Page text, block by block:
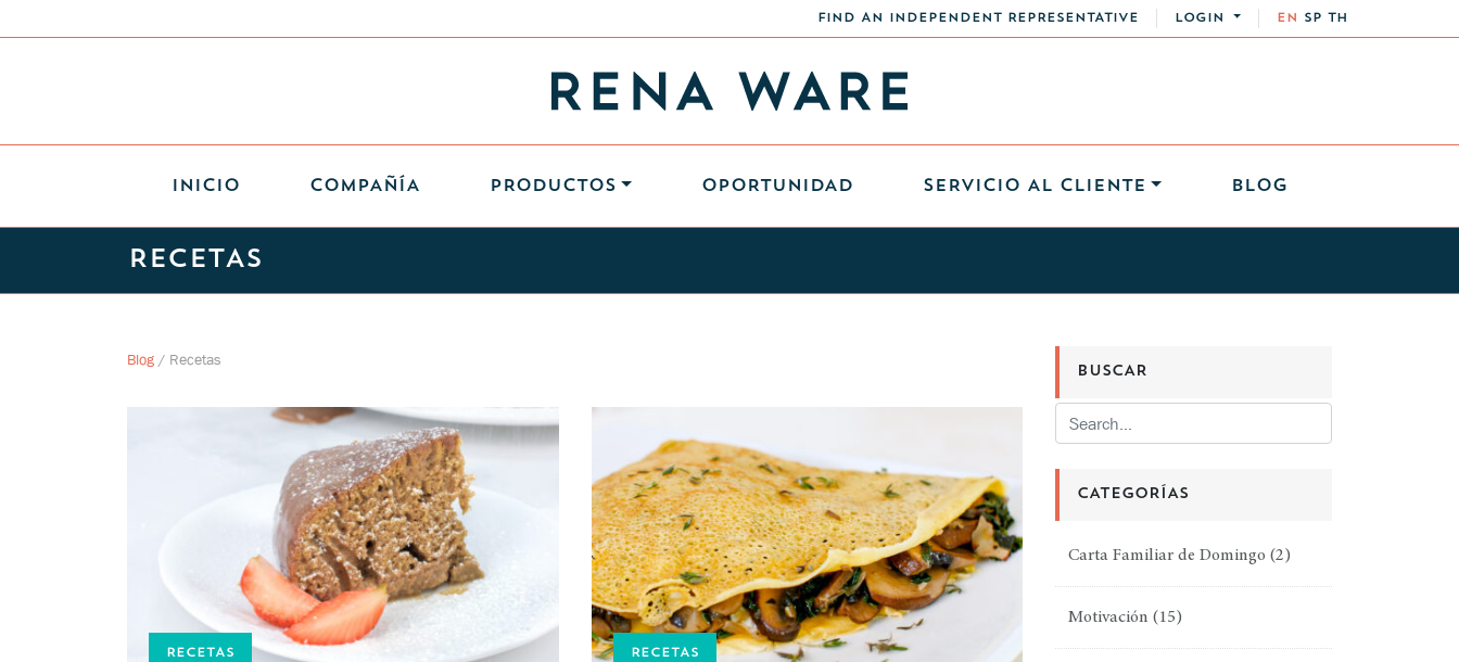
FIND AN INDEPENDENT REPRESENTATIVE LOGIN EN SP TH
INICIO COMPAÑÍA PRODUCTOS OPORTUNIDAD SERVICIO AL CLIENTE BLOG
RECETAS
Blog / Recetas
RECETAS RECETAS
BUSCAR
CATEGORÍAS
Carta Familiar de Domingo (2)
Motivación (15)